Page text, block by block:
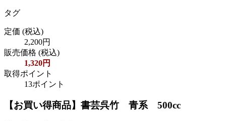
タグ
定価 (税込)
2,200円
販売価格 (税込)
1,320円
取得ポイント
13ポイント
【お買い得商品】書芸呉竹 青系 500cc